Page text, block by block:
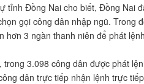
tỉnh Đồng Nai cho biết, Đồng Nai
gọi công dân nhập ngũ. Trong
hơn 3 ngàn thanh niên để phát
trong 3.098 công dân được phát
dân trực tiếp nhận lệnh trực